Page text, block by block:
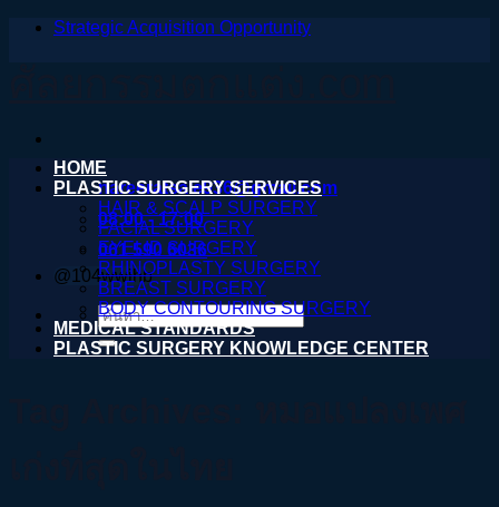
ข้าม
Strategic Acquisition Opportunity
nareeratsale936@gmail.com
08:00 - 17:00
061 590 6036
@104wwihb
ค้นหา:
HOME
PLASTIC SURGERY SERVICES
HAIR & SCALP SURGERY
FACIAL SURGERY
EYELID SURGERY
RHINOPLASTY SURGERY
BREAST SURGERY
BODY CONTOURING SURGERY
MEDICAL STANDARDS
PLASTIC SURGERY KNOWLEDGE CENTER